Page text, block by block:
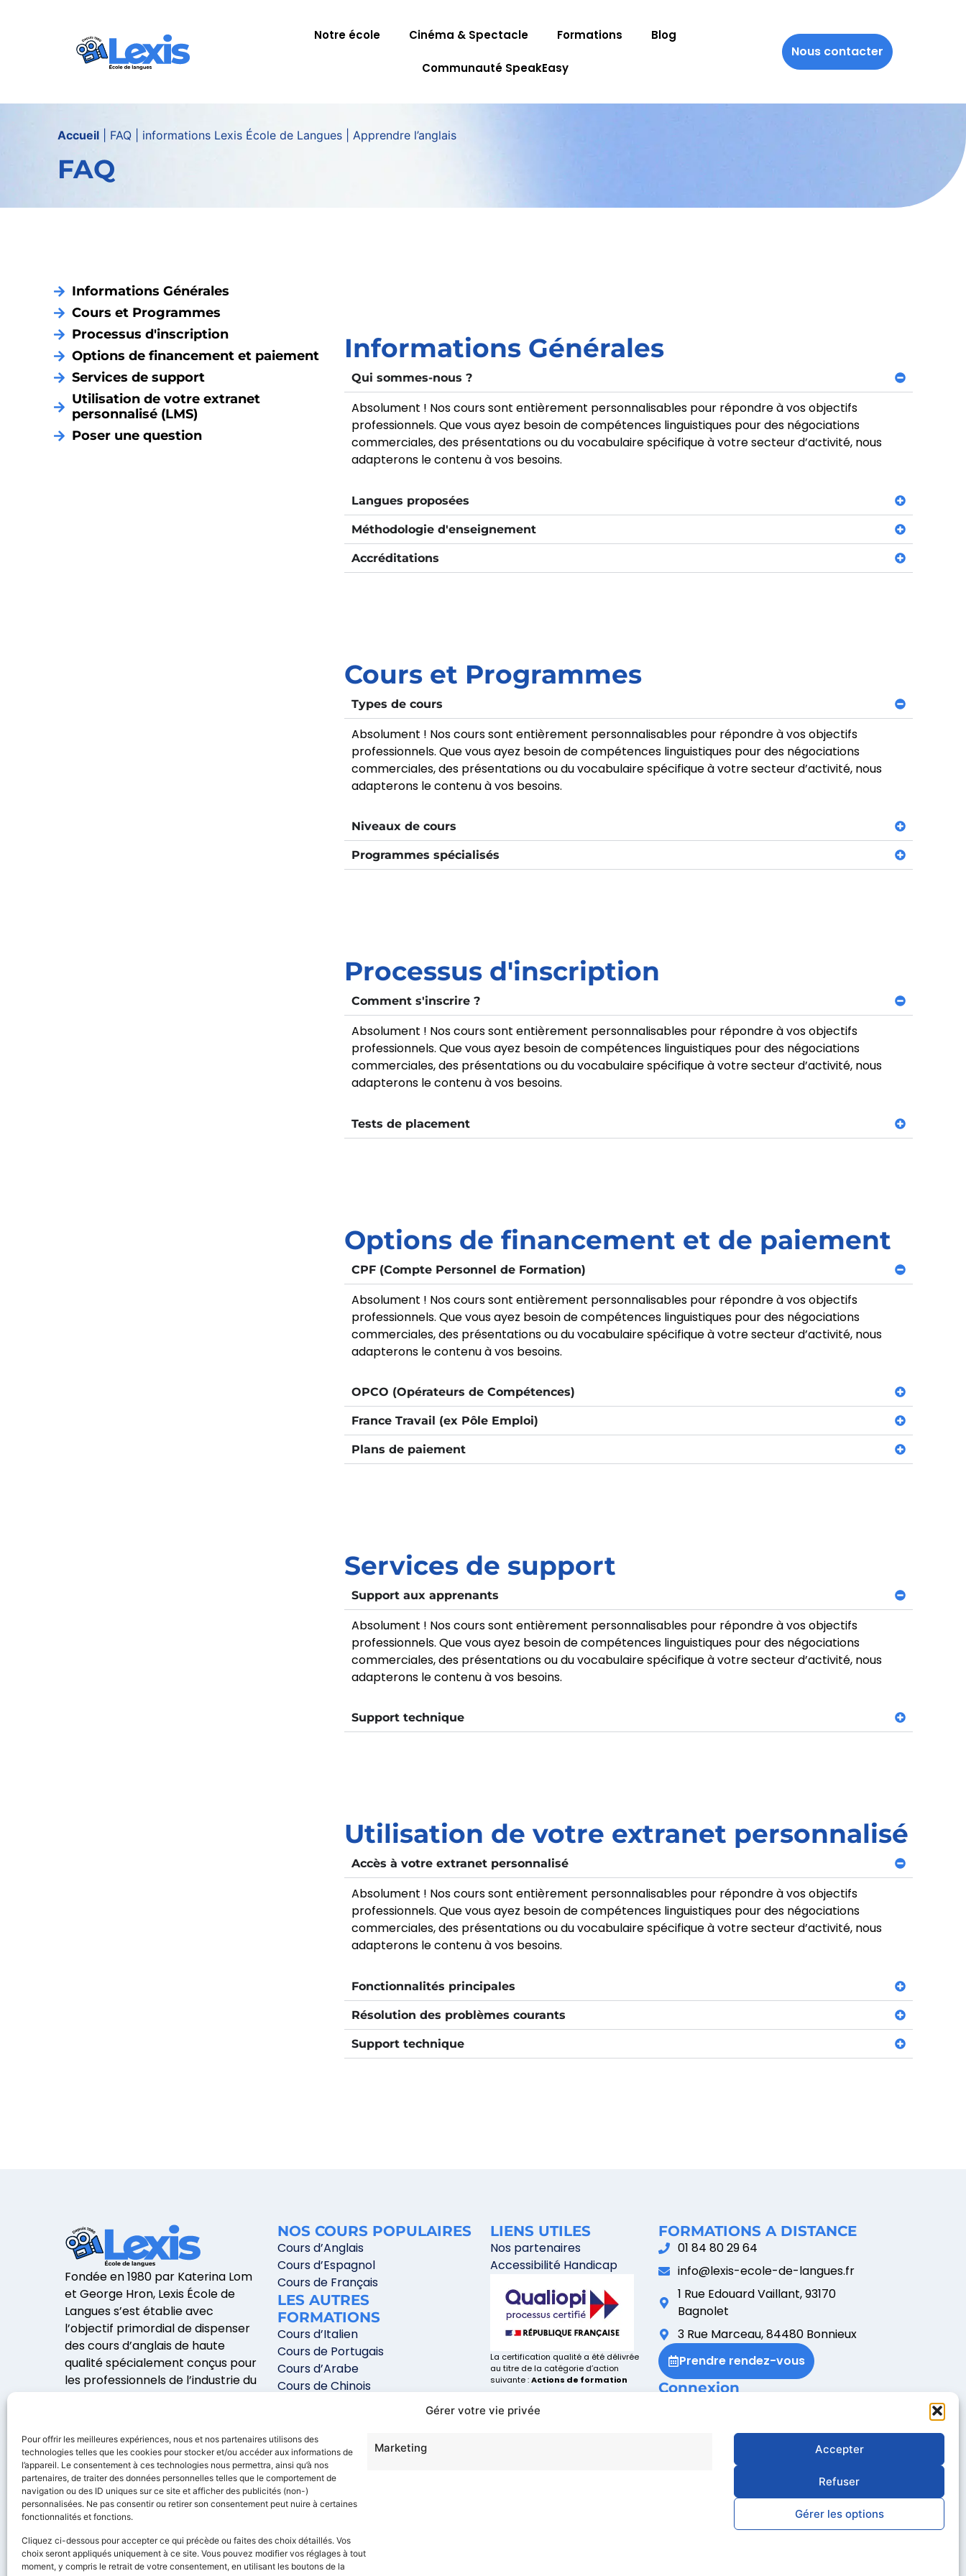
Gérer votre vie privée
Pour offrir les meilleures expériences, nous et nos partenaires utilisons des
technologies telles que les cookies pour stocker et/ou accéder aux informations de
l’appareil. Le consentement à ces technologies nous permettra, ainsi qu’à nos
partenaires, de traiter des données personnelles telles que le comportement de
navigation ou des ID uniques sur ce site et afficher des publicités (non-)
personnalisées. Ne pas consentir ou retirer son consentement peut nuire à certaines
fonctionnalités et fonctions.
Cliquez ci-dessous pour accepter ce qui précède ou faites des choix détaillés. Vos
choix seront appliqués uniquement à ce site. Vous pouvez modifier vos réglages à tout
moment, y compris le retrait de votre consentement, en utilisant les boutons de la
Marketing Accepter
Refuser
Gérer les options
Notre école Cinéma & Spectacle Formations Blog
Communauté SpeakEasy
Nous contacter
Accueil FAQ | informations Lexis École de Langues | Apprendre l’anglais
FAQ
Informations Générales
Cours et Programmes
Processus d'inscription
Options de financement et paiement
Services de support
Utilisation de votre extranet
personnalisé (LMS)
Poser une question
Informations Générales
Qui sommes-nous ?
Absolument ! Nos cours sont entièrement personnalisables pour répondre à vos objectifs
professionnels. Que vous ayez besoin de compétences linguistiques pour des négociations
commerciales, des présentations ou du vocabulaire spécifique à votre secteur d’activité, nous
adapterons le contenu à vos besoins.
Langues proposées
Méthodologie d'enseignement
Accréditations
Cours et Programmes
Types de cours
Absolument ! Nos cours sont entièrement personnalisables pour répondre à vos objectifs
professionnels. Que vous ayez besoin de compétences linguistiques pour des négociations
commerciales, des présentations ou du vocabulaire spécifique à votre secteur d’activité, nous
adapterons le contenu à vos besoins.
Niveaux de cours
Programmes spécialisés
Processus d'inscription
Comment s'inscrire ?
Absolument ! Nos cours sont entièrement personnalisables pour répondre à vos objectifs
professionnels. Que vous ayez besoin de compétences linguistiques pour des négociations
commerciales, des présentations ou du vocabulaire spécifique à votre secteur d’activité, nous
adapterons le contenu à vos besoins.
Tests de placement
Options de financement et de paiement
CPF (Compte Personnel de Formation)
Absolument ! Nos cours sont entièrement personnalisables pour répondre à vos objectifs
professionnels. Que vous ayez besoin de compétences linguistiques pour des négociations
commerciales, des présentations ou du vocabulaire spécifique à votre secteur d’activité, nous
adapterons le contenu à vos besoins.
OPCO (Opérateurs de Compétences)
France Travail (ex Pôle Emploi)
Plans de paiement
Services de support
Support aux apprenants
Absolument ! Nos cours sont entièrement personnalisables pour répondre à vos objectifs
professionnels. Que vous ayez besoin de compétences linguistiques pour des négociations
commerciales, des présentations ou du vocabulaire spécifique à votre secteur d’activité, nous
adapterons le contenu à vos besoins.
Support technique
Utilisation de votre extranet personnalisé
Accès à votre extranet personnalisé
Absolument ! Nos cours sont entièrement personnalisables pour répondre à vos objectifs
professionnels. Que vous ayez besoin de compétences linguistiques pour des négociations
commerciales, des présentations ou du vocabulaire spécifique à votre secteur d’activité, nous
adapterons le contenu à vos besoins.
Fonctionnalités principales
Résolution des problèmes courants
Support technique
Fondée en 1980 par Katerina Lom
et George Hron, Lexis École de
Langues s’est établie avec
l’objectif primordial de dispenser
des cours d’anglais de haute
qualité spécialement conçus pour
les professionnels de l’industrie du
film et de la télévision.
Rejoindre la communauté –
conseils, échanges et progression !
NOS COURS POPULAIRES
Cours d’Anglais
Cours d’Espagnol
Cours de Français
LES AUTRES
FORMATIONS
Cours d’Italien
Cours de Portugais
Cours d’Arabe
Cours de Chinois
Cours d’Allemand
LIENS UTILES
Nos partenaires
Accessibilité Handicap
La certification qualité a été délivrée
au titre de la catégorie d’action
suivante :Actions de formation
FORMATIONS A DISTANCE
01 84 80 29 64
info@lexis-ecole-de-langues.fr
1 Rue Edouard Vaillant, 93170
Bagnolet
3 Rue Marceau, 84480 Bonnieux
Prendre rendez-vous
Connexion
Accès Extranet Entreprise